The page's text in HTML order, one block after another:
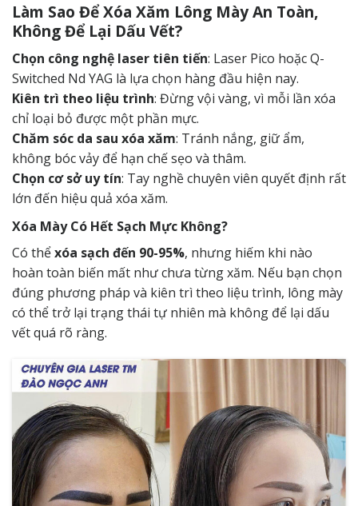
Làm Sao Để Xóa Xăm Lông Mày An Toàn,
Không Để Lại Dấu Vết?
Chọn công nghệ laser tiên tiến: Laser Pico hoặc Q-
Switched Nd YAG là lựa chọn hàng đầu hiện nay.
Kiên trì theo liệu trình: Đừng vội vàng, vì mỗi lần xóa
chỉ loại bỏ được một phần mực.
Chăm sóc da sau xóa xăm: Tránh nắng, giữ ẩm,
không bóc vảy để hạn chế sẹo và thâm.
Chọn cơ sở uy tín: Tay nghề chuyên viên quyết định rất
lớn đến hiệu quả xóa xăm.
Xóa Mày Có Hết Sạch Mực Không?
Có thểxóa sạch đến 90-95%, nhưng hiếm khi nào
hoàn toàn biến mất như chưa từng xăm. Nếu bạn chọn
đúng phương pháp và kiên trì theo liệu trình, lông mày
có thể trở lại trạng thái tự nhiên mà không để lại dấu
vết quá rõ ràng.